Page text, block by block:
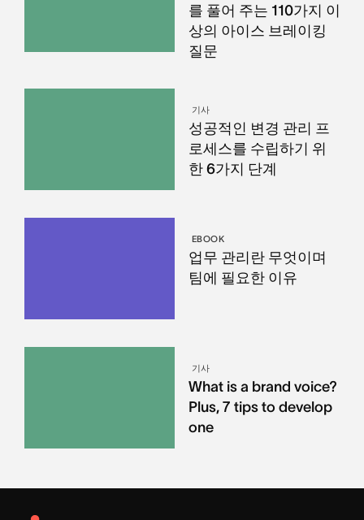
를 풀어 주는 110가지 이
상의 아이스 브레이킹
질문
기사
성공적인 변경 관리 프
로세스를 수립하기 위
한 6가지 단계
EBOOK
업무 관리란 무엇이며
팀에 필요한 이유
기사
What is a brand voice?
Plus, 7 tips to develop
one